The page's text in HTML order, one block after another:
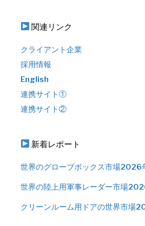
関連リンク
クライアント企業
採用情報
English
連携サイト①
連携サイト②
新着レポート
世界のグローブボックス市場2026
世界の陸上用軍事レーダー市場
クリーンルーム用ドアの世界市場